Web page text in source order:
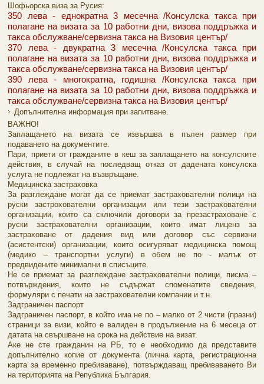
Шофьорска виза за Русия:
350 лева - еднократна 3 месечна /Консулска такса при
полагане на визата за 10 работни дни, визова поддръжка и
такса обслужване/сервизна такса на Визовия център/
370 лева - двукратна 3 месечна /Консулска такса при
полагане на визата за 10 работни дни, визова поддръжка и
такса обслужване/сервизна такса на Визовия център/
390 лева - многократна, годишна /Консулска такса при
полагане на визата за 10 работни дни, визова поддръжка и
такса обслужване/сервизна такса на Визовия център/
Допълнителна информация при запитване.
ВАЖНО!
Заплащането на визата се извършва в пълен размер при
подаването на документите.
Пари, приети от гражданите в кеш за заплащането на консулските
действия, в случай на последващ отказ от дадената консулска
услуга не подлежат на възвръщане.
Медицинска застраховка
За разглеждане могат да се приемат застрахователни полици на
руски застрохователни организации или тези застрахователни
организации, които са сключили договори за презастраховане с
руски застрахователни организации, които имат лиценз за
застраховане от дадения вид или договор със сервизни
(асистентски) организации, които осигуряват медицинска помощ
(медико – транспортни услуги) в обем не по - малък от
предвидените минимални в списъците.
Не се приемат за разглеждане застрахователни полици, писма –
потвърждения, които не съдържат споменатите сведения,
формуляри с печати на застрахователни компании и т.н.
Задграничен паспорт
Задграничен паспорт, в който има не по – малко от 2 чисти (празни)
страници за визи, който е валиден в продължение на 6 месеца от
датата на свършване на срока на действие на визат.
Аке не сте гражданин на РБ, то е необходимо да представите
допълнително копие от документа (лична карта, регистрационна
карта за временно пребиваване), потвърждаващ пребиваването Ви
на територията на Република България.